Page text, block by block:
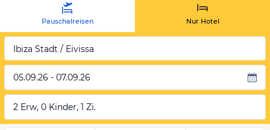
Pauschalreisen Nur Hotel
Ibiza Stadt / Eivissa
05.09.26 - 07.09.26
2 Erw, 0 Kinder, 1 Zi.